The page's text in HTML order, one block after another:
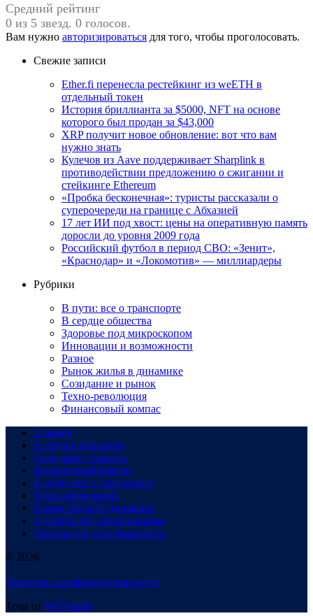
Средний рейтинг
0 из 5 звезд. 0 голосов.
Вам нужно авторизироваться для того, чтобы проголосовать.
Свежие записи
Ether.fi перенесла рестейкинг из weETH в
отдельный токен
История бриллианта за $5000, NFT на основе
которого был продан за $43,000
XRP получит новое обновление: вот что вам
нужно знать
Кулечов из Aave поддерживает Sharplink в
противодействии предложению о сжигании и
стейкинге Ethereum
«Пробка бесконечная»: туристы рассказали о
суперочереди на границе с Абхазией
17 лет ИИ под хвост: цены на оперативную память
доросли до уровня 2009 года
Российский футбол в период СВО: «Зенит»,
«Краснодар» и «Локомотив» — миллиардеры
Рубрики
В пути: все о транспорте
В сердце общества
Здоровье под микроскопом
Инновации и возможности
Разное
Рынок жилья в динамике
Созидание и рынок
Техно-революция
Финансовый компас
Главная
В сердце общества
Созидание и рынок
Финансовый компас
В пути: все о транспорте
Техно-революция
Рынок жилья в динамике
Здоровье под микроскопом
Инновации и возможности
© 2026
Политика конфиденциальности
Тема от WP Puzzle